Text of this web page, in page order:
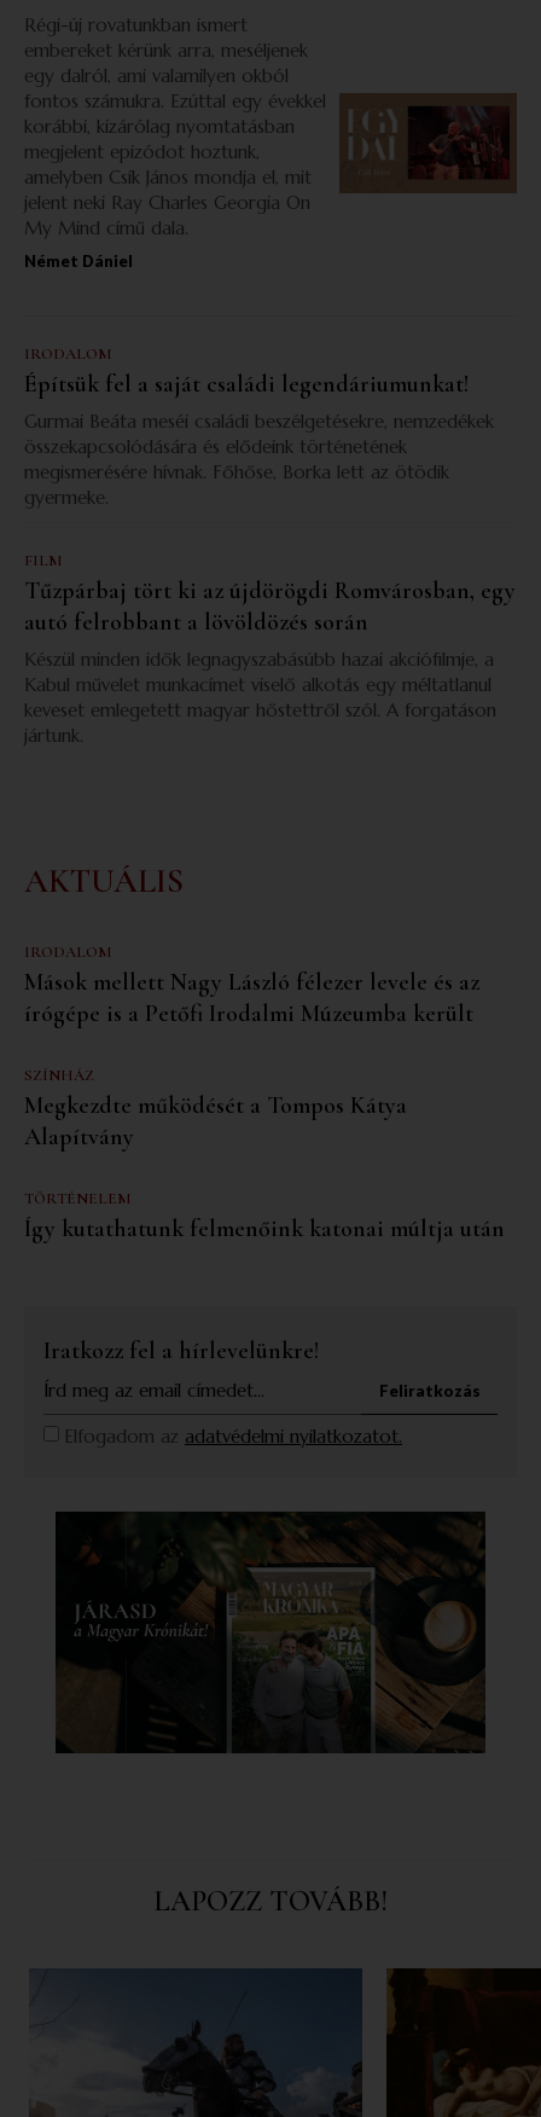
Régi-új rovatunkban ismert
embereket kérünk arra, meséljenek
egy dalról, ami valamilyen okból
fontos számukra. Ezúttal egy évekkel
korábbi, kizárólag nyomtatásban
megjelent epizódot hoztunk,
amelyben Csík János mondja el, mit
jelent neki Ray Charles Georgia On
My Mind című dala.
Német Dániel
IRODALOM
Építsük fel a saját családi legendáriumunkat!
Gurmai Beáta meséi családi beszélgetésekre, nemzedékek
összekapcsolódására és elődeink történetének
megismerésére hívnak. Főhőse, Borka lett az ötödik
gyermeke.
FILM
Tűzpárbaj tört ki az újdörögdi Romvárosban, egy
autó felrobbant a lövöldözés során
Készül minden idők legnagyszabásúbb hazai akciófilmje, a
Kabul művelet munkacímet viselő alkotás egy méltatlanul
keveset emlegetett magyar hőstettről szól. A forgatáson
jártunk.
AKTUÁLIS
IRODALOM
Mások mellett Nagy László félezer levele és az
írógépe is a Petőfi Irodalmi Múzeumba került
SZÍNHÁZ
Megkezdte működését a Tompos Kátya
Alapítvány
TÖRTÉNELEM
Így kutathatunk felmenőink katonai múltja után
Iratkozz fel a hírlevelünkre!
Elfogadom az adatvédelmi nyilatkozatot.
Feliratkozás
LAPOZZ TOVÁBB!